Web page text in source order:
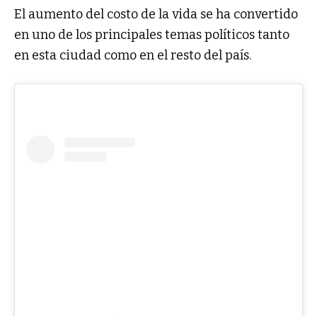
El aumento del costo de la vida se ha convertido
en uno de los principales temas políticos tanto
en esta ciudad como en el resto del país.